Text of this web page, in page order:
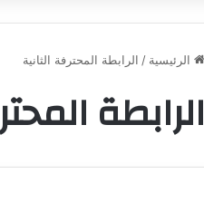
الرئيسية / الرابطة المحترفة الثانية
الرابطة